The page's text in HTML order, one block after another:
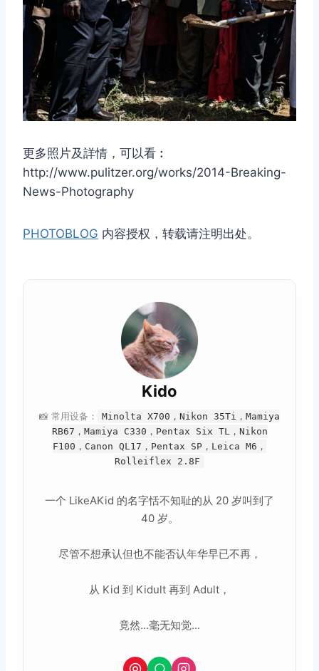
更多照片及詳情，可以看︰
http://www.pulitzer.org/works/2014-Breaking-
News-Photography
PHOTOBLOG 内容授权，转载请注明出处。
Kido
📸 常用设备：
Minolta X700，Nikon 35Ti，Mamiya
RB67，Mamiya C330，Pentax Six TL，Nikon
F100，Canon QL17，Pentax SP，Leica M6，
Rolleiflex 2.8F
一个 LikeAKid 的名字恬不知耻的从 20 岁叫到了
40 岁。
尽管不想承认但也不能否认年华早已不再，
从 Kid 到 Kidult 再到 Adult，
竟然...毫无知觉...